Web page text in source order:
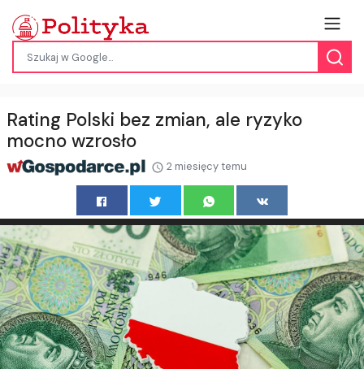
Rating Polski bez zmian, ale ryzyko
mocno wzrosło
2 miesięcy temu